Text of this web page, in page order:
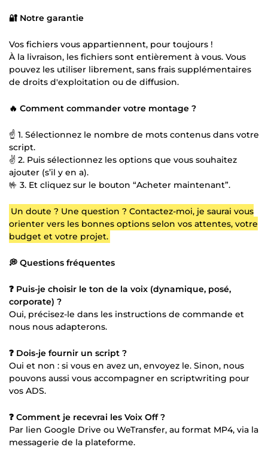
🔐 Notre garantie
Vos fichiers vous appartiennent, pour toujours !
À la livraison, les fichiers sont entièrement à vous. Vous
pouvez les utiliser librement, sans frais supplémentaires
de droits d'exploitation ou de diffusion.
🔥 Comment commander votre montage ?
☝️ 1. Sélectionnez le nombre de mots contenus dans votre
script.
✌️ 2. Puis sélectionnez les options que vous souhaitez
ajouter (s’il y en a).
🤟 3. Et cliquez sur le bouton “Acheter maintenant”.
Un doute ? Une question ? Contactez-moi, je saurai vous
orienter vers les bonnes options selon vos attentes, votre
budget et votre projet.
💭 Questions fréquentes
❓ Puis-je choisir le ton de la voix (dynamique, posé,
corporate) ?
Oui, précisez-le dans les instructions de commande et
nous nous adapterons.
❓ Dois-je fournir un script ?
Oui et non : si vous en avez un, envoyez le. Sinon, nous
pouvons aussi vous accompagner en scriptwriting pour
vos ADS.
❓ Comment je recevrai les Voix Off ?
Par lien Google Drive ou WeTransfer, au format MP4, via la
messagerie de la plateforme.